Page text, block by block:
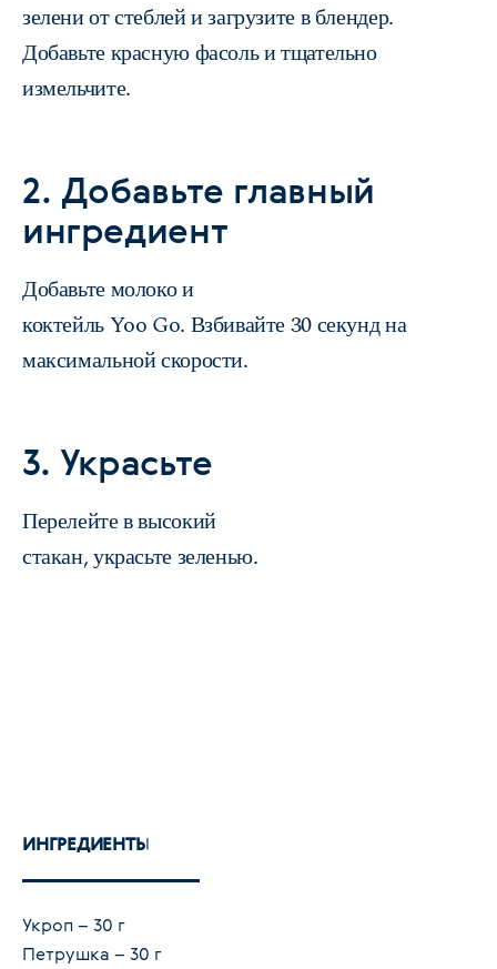
зелени от стеблей и загрузите в блендер.
Добавьте красную фасоль и тщательно
измельчите.
2. Добавьте главный
ингредиент
Добавьте молоко и
коктейль Yoo Go. Взбивайте 30 секунд на
максимальной скорости.
3. Украсьте
Перелейте в высокий
стакан, украсьте зеленью.
ИНГРЕДИЕНТЫ
Укроп – 30 г
Петрушка – 30 г